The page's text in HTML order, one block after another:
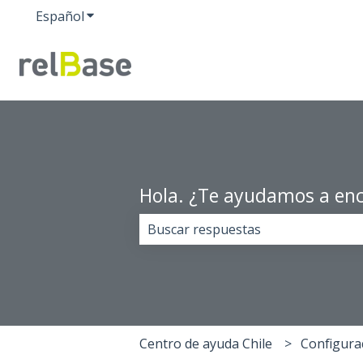
EspañolTraducciones de Mostrar submenú de
Hola. ¿Te ayudamos a
Centro de ayuda Chile